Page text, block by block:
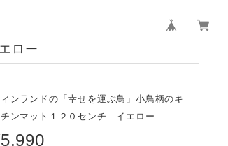
ロー
ンランドの「幸せを運ぶ鳥」小鳥柄のキ
チンマット１２０センチ イエロー